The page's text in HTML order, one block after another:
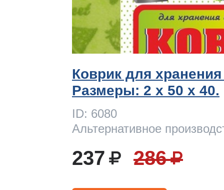
Коврик для
Размеры: 2 x 50 х 40.
ID: 6080
Альтернативное
237 286